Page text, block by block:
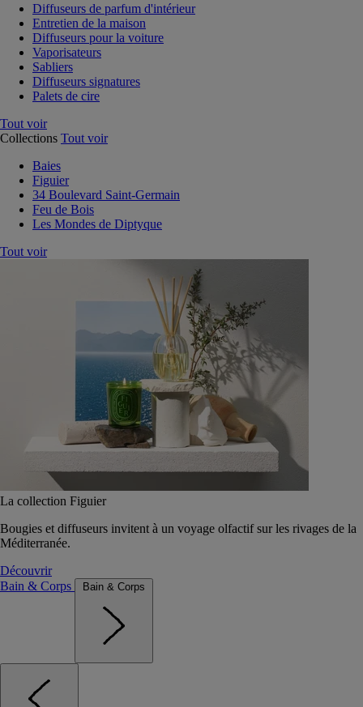
Diffuseurs de parfum d'intérieur
Entretien de la maison
Diffuseurs pour la voiture
Vaporisateurs
Sabliers
Diffuseurs signatures
Palets de cire
Tout voir
Collections Tout voir
Baies
Figuier
34 Boulevard Saint-Germain
Feu de Bois
Les Mondes de Diptyque
Tout voir
La collection Figuier
Bougies et diffuseurs invitent à un voyage olfactif sur les rivages de la
Méditerranée.
Découvrir
Bain & Corps
Bain & Corps